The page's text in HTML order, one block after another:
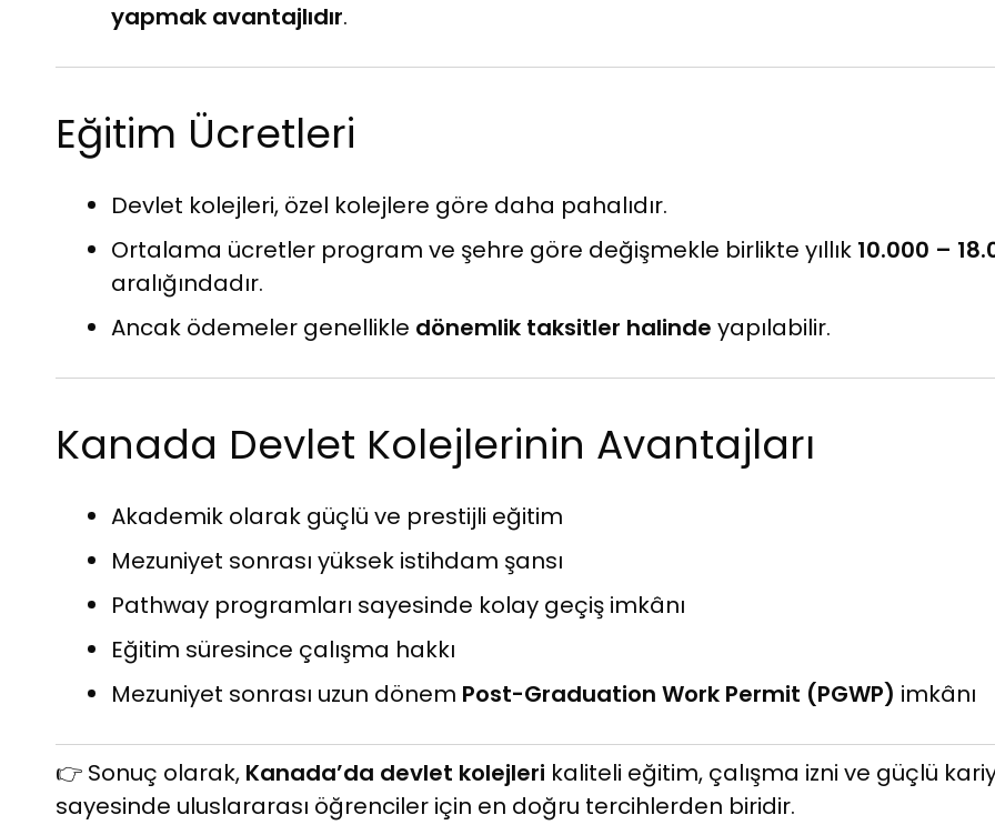
yapmak avantajlıdır.
Eğitim Ücretleri
Devlet kolejleri, özel kolejlere göre daha pahalıdır.
Ortalama ücretler program ve şehre göre değişmekle birlikte yıllık 10.000 –
aralığındadır.
Ancak ödemeler genellikle dönemlik taksitler halinde yapılabilir.
Kanada Devlet Kolejlerinin Avantajları
Akademik olarak güçlü ve prestijli eğitim
Mezuniyet sonrası yüksek istihdam şansı
Pathway programları sayesinde kolay geçiş imkânı
Eğitim süresince çalışma hakkı
Mezuniyet sonrası uzun dönem Post-Graduation Work Permit (PGWP) imkânı
👉 Sonuç olarak, Kanada’da devlet kolejleri kaliteli eğitim, çalışma izni ve güçlü
sayesinde uluslararası öğrenciler için en doğru tercihlerden biridir.